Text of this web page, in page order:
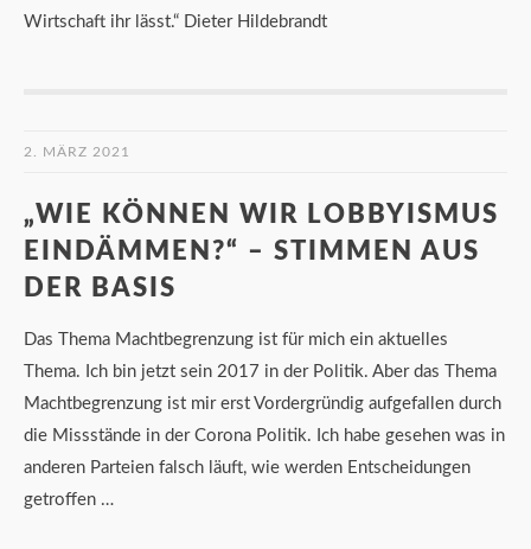
Wirtschaft ihr lässt.“ Dieter Hildebrandt
2. MÄRZ 2021
„WIE KÖNNEN WIR LOBBYISMUS
EINDÄMMEN?“ – STIMMEN AUS
DER BASIS
Das Thema Machtbegrenzung ist für mich ein aktuelles
Thema. Ich bin jetzt sein 2017 in der Politik. Aber das Thema
Machtbegrenzung ist mir erst Vordergründig aufgefallen durch
die Missstände in der Corona Politik. Ich habe gesehen was in
anderen Parteien falsch läuft, wie werden Entscheidungen
getroffen …